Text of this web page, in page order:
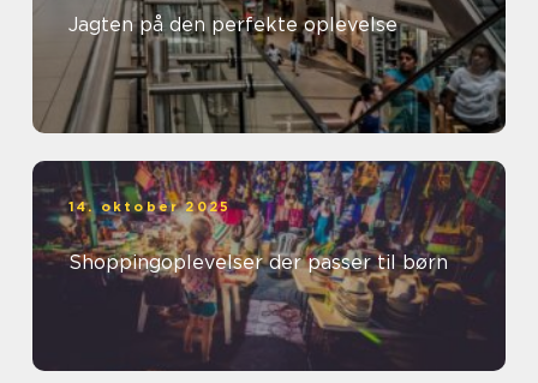
Jagten på den perfekte oplevelse
14. oktober 2025
Shoppingoplevelser der passer til børn